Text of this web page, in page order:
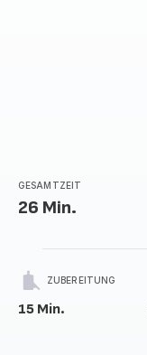
GESAMTZEIT
26 Min.
ZUBEREITUNG
15 Min.